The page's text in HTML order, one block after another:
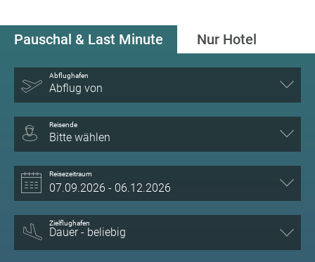
Pauschal & Last Minute Nur Hotel
Abflughafen
Abflug von
Reisende
Bitte wählen
Reisezeitraum
Zielflughafen